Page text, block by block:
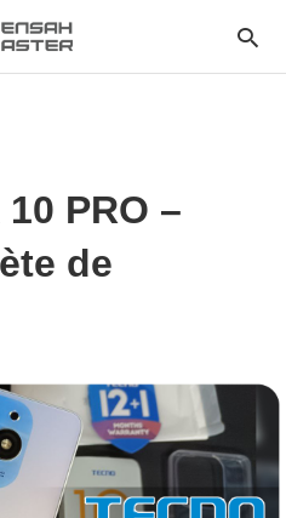
PRO –
de